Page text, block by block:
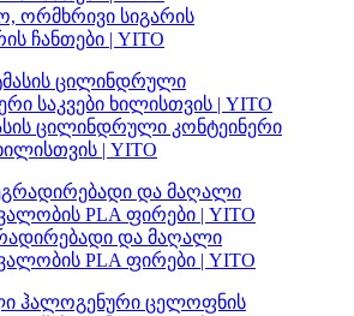
ორმხრივი სიგარის
ჩანთები | YITO
ცილინდრული კონტეინერი
| YITO
და მაღალი
PLA ფირები | YITO